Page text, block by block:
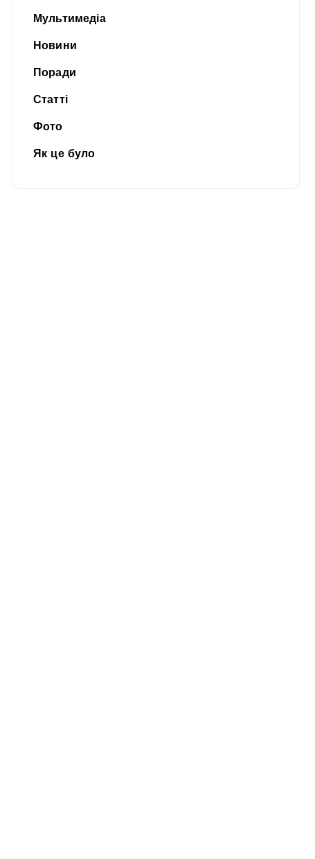
Мультимедіа
Новини
Поради
Статті
Фото
Як це було